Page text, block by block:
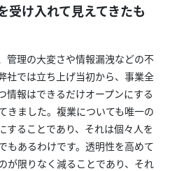
受け入れて見えてきたも
管理の大変さや情報漏洩などの不
社では立ち上げ当初から、事業全
情報はできるだけオープンにする
きました。複業についても唯一の
することであり、それは個々人を
もあるわけです。透明性を高めて
が限りなく減ることであり、それ